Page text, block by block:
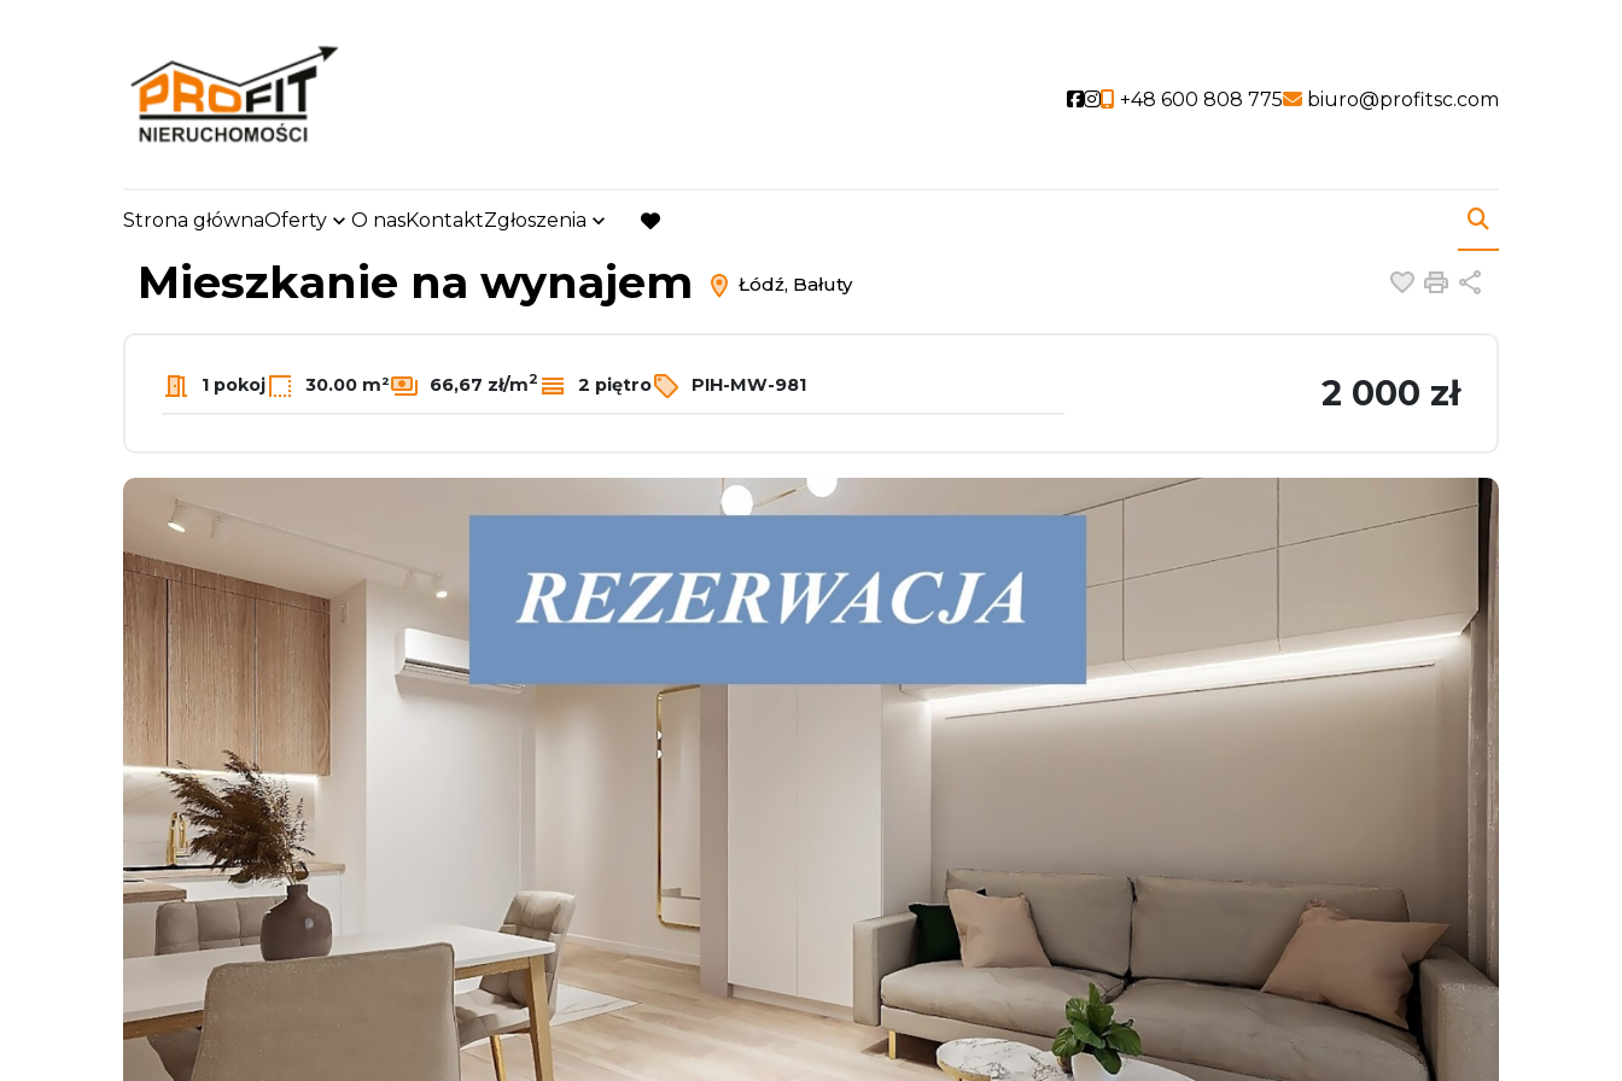
Social link
Social link
+48 600 808 775 biuro@profitsc.com
Strona głównaOferty O nasKontaktZgłoszenia
favorite
strona.glowna Oferty Mieszkania Wynajem Łódź Bałuty
Mieszkanie na wynajem Łódź, Bałuty Dodaj do
Drukuj
1 pokoj 30.00 m² 66,67 zł/m2 2 piętro PIH-MW-981 2 000 zł